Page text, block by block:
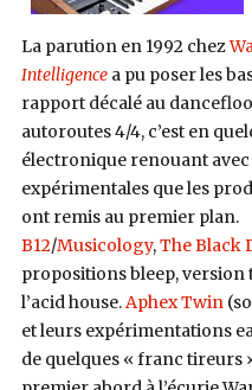
La parution en 1992 chez
Intelligencea pu poser les
rapport décalé au
autoroutes 4/4, c’est en
électronique renouant
expérimentales que les
ont remis au premier plan.
B12/Musicology,The Black
propositions bleep,
l’acid house.Aphex Twin
et leurs expérimentations
de quelques « franc tireurs